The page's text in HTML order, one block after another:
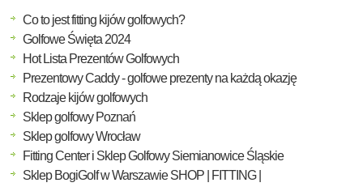
Co to jest fitting kijów golfowych?
Golfowe Święta 2024
Hot Lista Prezentów Golfowych
Prezentowy Caddy - golfowe prezenty na każdą okazję
Rodzaje kijów golfowych
Sklep golfowy Poznań
Sklep golfowy Wrocław
Fitting Center i Sklep Golfowy Siemianowice Śląskie
Sklep BogiGolf w Warszawie SHOP | FITTING |